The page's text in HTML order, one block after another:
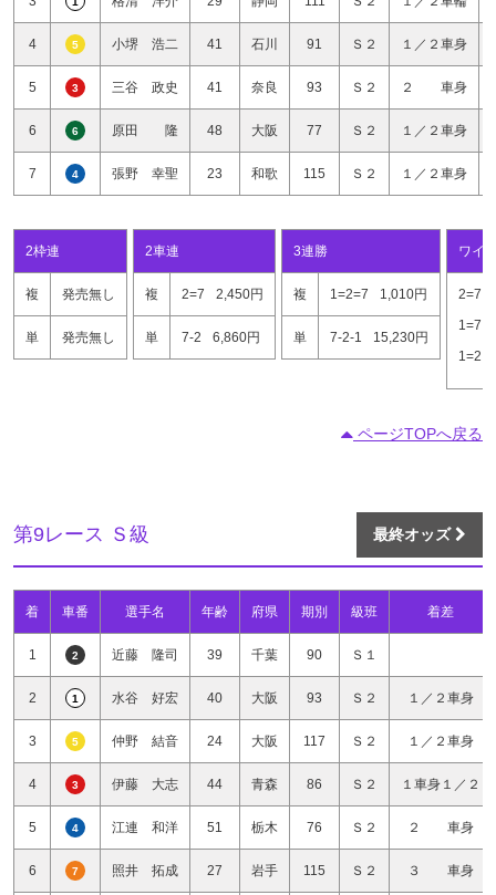
4 5 小堺 浩二 41 石川 91 Ｓ２ １／２車身
5 3 三谷 政史 41 奈良 93 Ｓ２ ２ 車身
6 6 原田 隆 48 大阪 77 Ｓ２ １／２車身
7 4 張野 幸聖 23 和歌 115 Ｓ２ １／２車身
2枠連
複 発売無し
単 発売無し
2車連
複 2=7 2,450円
単 7-2 6,860円
3連勝
複 1=2=7 1,010円
単 7-2-1 15,230円
ワイ
2=7
1=7
1=2
ページTOPへ戻る
第9レース Ｓ級 最終オッズ
着 車番 選手名 年齢 府県 期別 級班 着差
1 2 近藤 隆司 39 千葉 90 Ｓ１
2 1 水谷 好宏 40 大阪 93 Ｓ２ １／２車身
3 5 仲野 結音 24 大阪 117 Ｓ２ １／２車身
4 3 伊藤 大志 44 青森 86 Ｓ２ １車身１／２
5 4 江連 和洋 51 栃木 76 Ｓ２ ２ 車身
6 7 照井 拓成 27 岩手 115 Ｓ２ ３ 車身